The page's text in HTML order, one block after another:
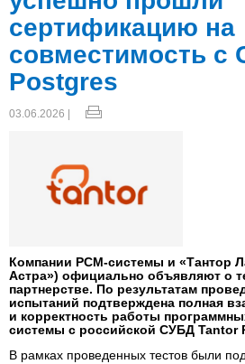
сертификацию на
совместимость с
Postgres
03.06.2026 |
Компании РСМ-системы и «Тантор
Астра») официально объявляют о
партнерстве. По результатам
испытаний подтверждена полная
и корректность работы
системы с российской СУБД Tantor
В рамках проведенных тестов были